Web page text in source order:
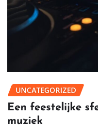
UNCATEGORIZED
Een feestelijke
muziek